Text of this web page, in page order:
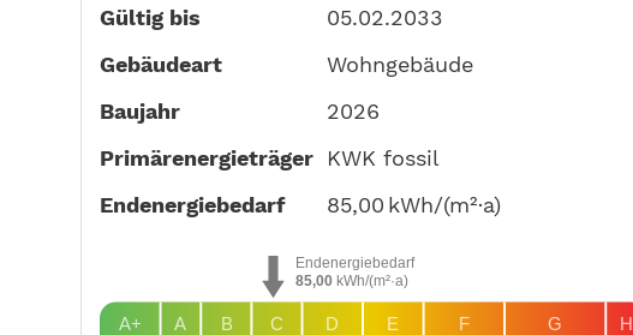
Gültig bis
05.02.2033
Gebäudeart
Wohngebäude
Baujahr
2026
Primärenergieträger
KWK fossil
Endenergie­bedarf
85,00 kWh/(m²·a)
H
G
F
E
D
C
B
A
A+
Endenergiebedarf
85,00 kWh/(m²·a)